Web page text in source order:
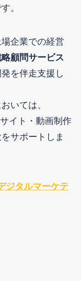
。
企業での経営
顧問サービス
を伴走支援し
いては、
イト・動画制作
サポートしま
ジタルマーケテ